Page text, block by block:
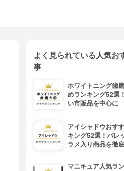
よく見られている人気お
事
ホワイトニング歯
めランキング52選
い市販品を中心に
アイシャドウおす
キング52選！パレ
ラメ入り商品を徹
マニキュア人気ラ